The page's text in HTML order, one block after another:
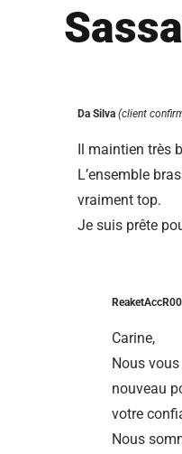
Da Silva(client
Il maintien très
L’ensemble
vraiment top.
Je suis prête
ReaketAccR00
Carine,
Nous
nouveau
votre
Nous